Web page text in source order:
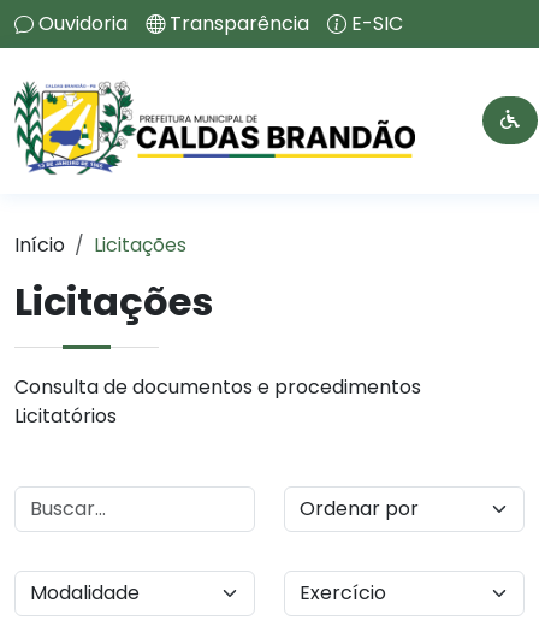
Ouvidoria Transparência E-SIC
Início Licitações
Licitações
Consulta de documentos e procedimentos
Licitatórios